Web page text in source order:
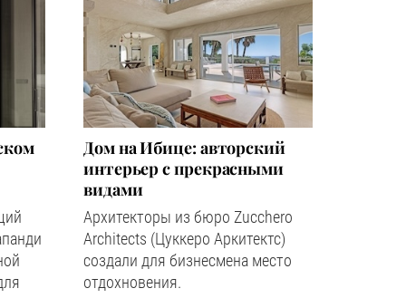
Дом на Ибице: авторский
интерьер с прекрасными
видами
Архитекторы из бюро Zucchero
Architects (Цуккеро Аркитектс)
создали для бизнесмена место
отдохновения.